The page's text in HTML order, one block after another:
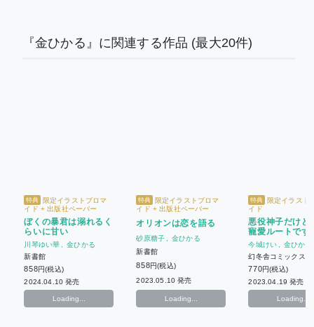
『金ひかる』に関連する作品 (最大20件)
特典
限定イラストブロマ
イド + 出版社ペーパー
ぼくの暴君は溺れるく
らいに甘い
川琴ゆい華
金ひかる
新書館
858円(税込)
2024.04.10 発売
Loading...
特典
限定イラストブロマ
イド + 出版社ペーパー
オリオンは恋を語る
砂原糖子
金ひかる
新書館
858円(税込)
2023.05.10 発売
Loading...
特典
限定イラスト
イド
悪役神子だけど
寵愛ルートです
今城けい
金ひかる
幻冬舎コミックス
770円(税込)
2023.04.19 発売
Loading...